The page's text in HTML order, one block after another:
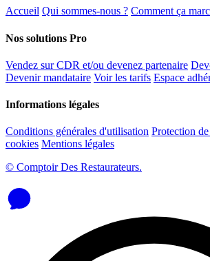
Accueil Qui sommes-nous ? Comment ça
Nos solutions Pro
Vendez sur CDR et/ou devenez partenaire
Devenir mandataire Voir les tarifs Espace
Informations légales
Conditions générales d'utilisation Protection
cookies Mentions légales
© Comptoir Des Restaurateurs.